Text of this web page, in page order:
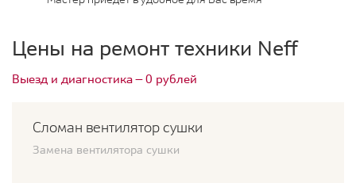
Цены на ремонт техники Neff
Выезд и диагностика — 0 рублей
Сломан вентилятор сушки
Замена вентилятора сушки